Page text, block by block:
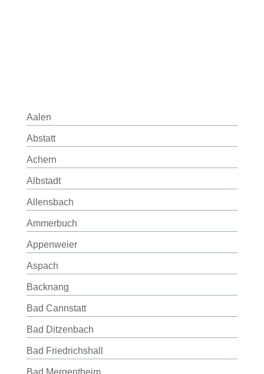
Aalen
Abstatt
Achern
Albstadt
Allensbach
Ammerbuch
Appenweier
Aspach
Backnang
Bad Cannstatt
Bad Ditzenbach
Bad Friedrichshall
Bad Mergentheim